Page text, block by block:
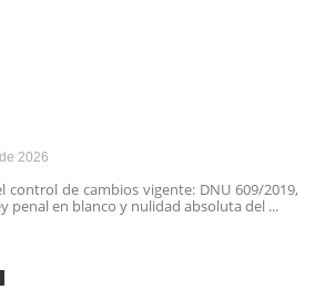
2026
control de cambios vigente: DNU 609/2019,
penal en blanco y nulidad absoluta del ...